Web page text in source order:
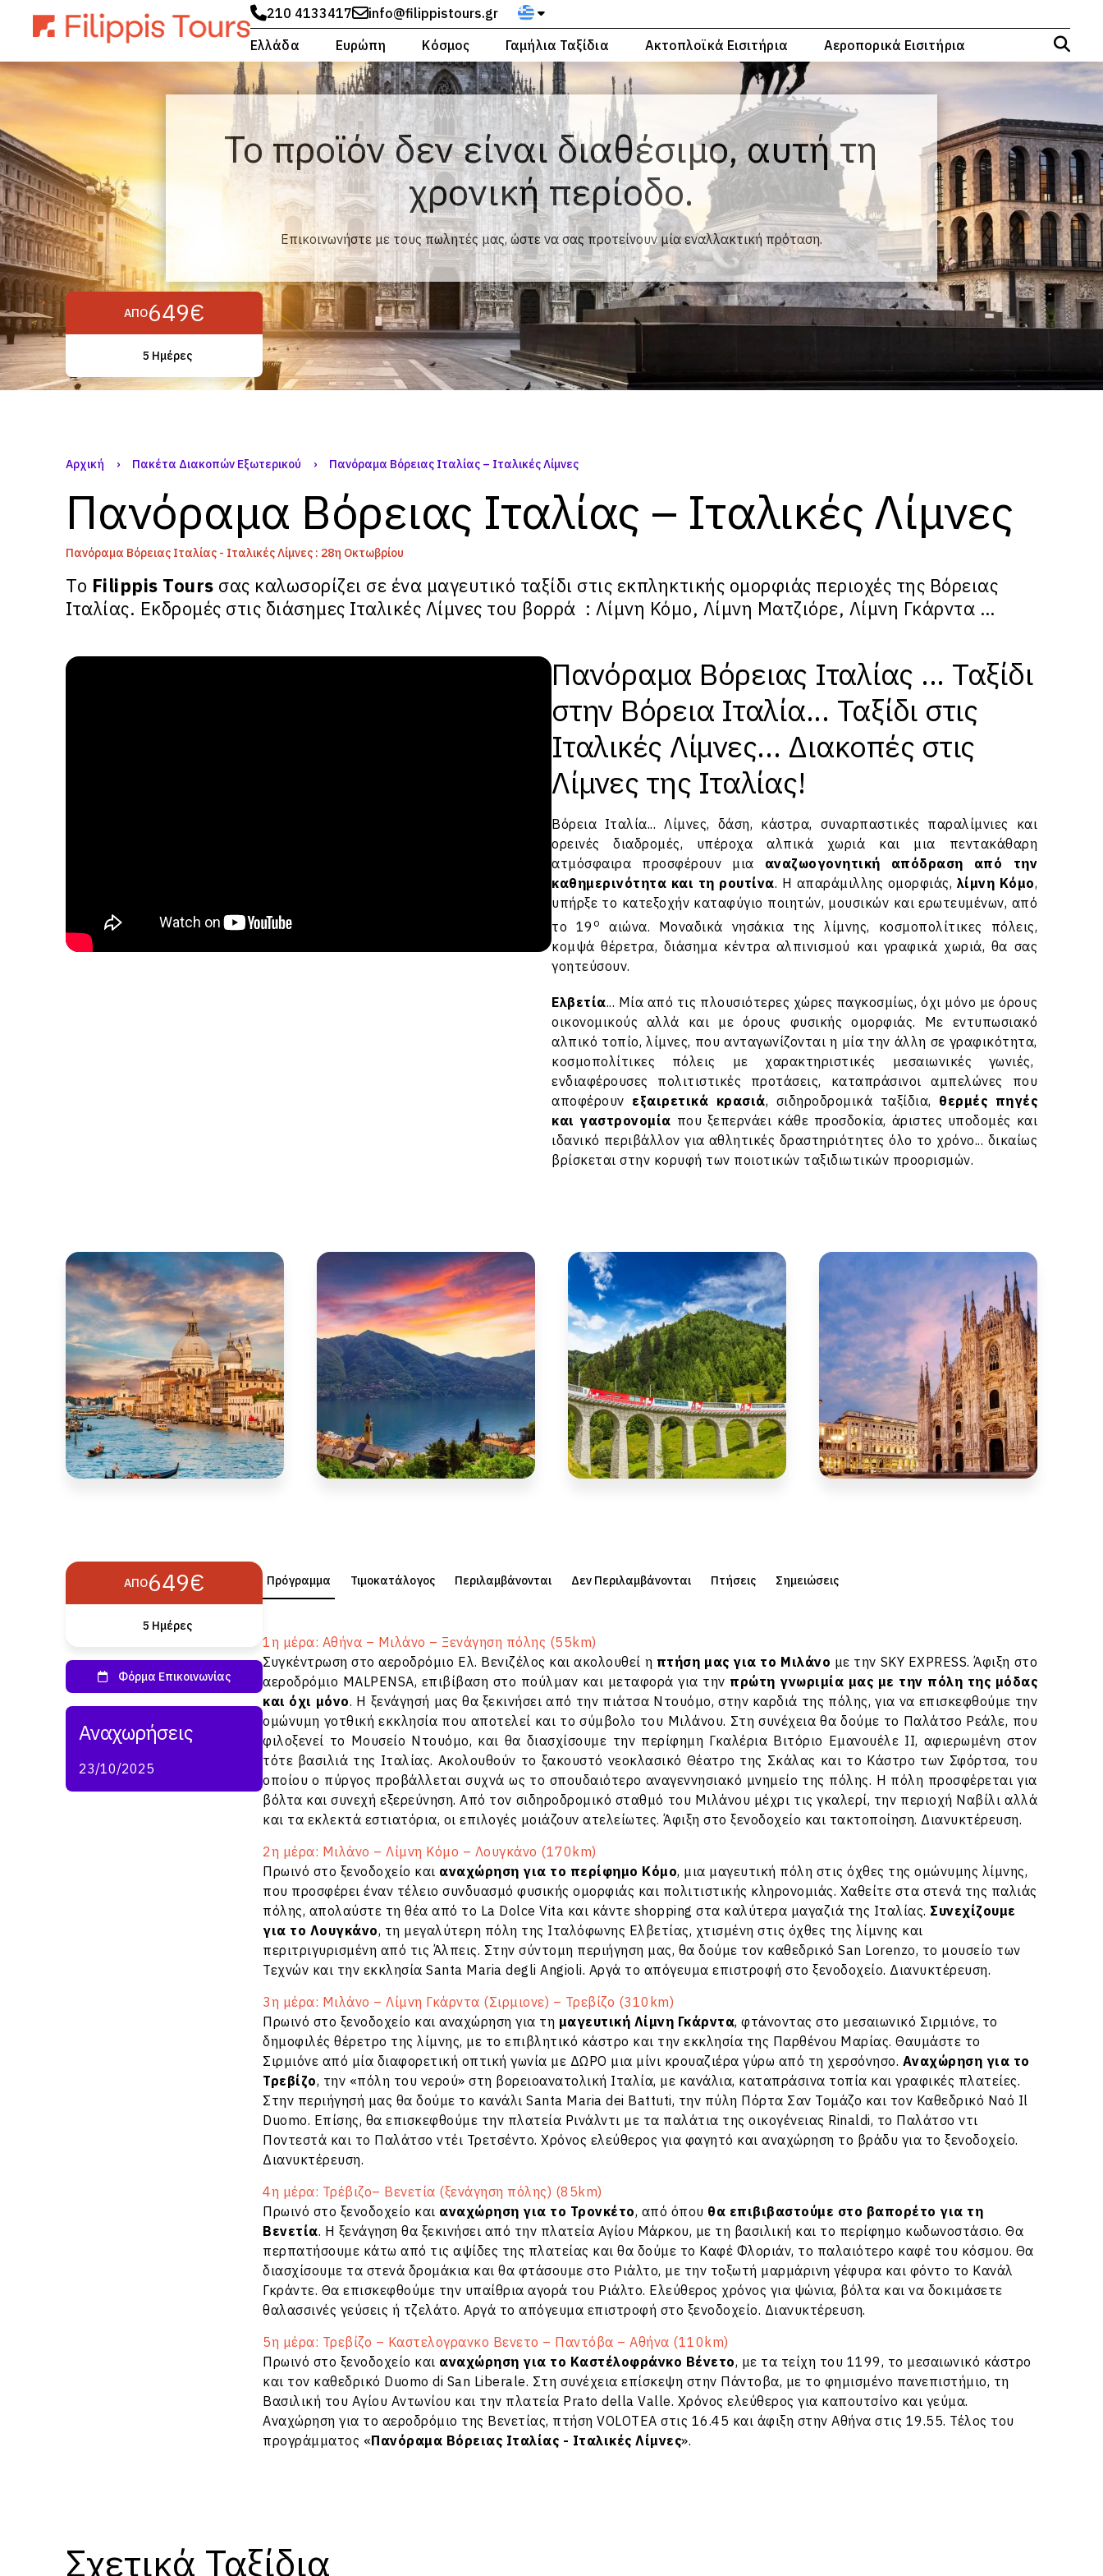
210 4133417
info@filippistours.gr
Ελλάδα
Ευρώπη Κόσμος Γαμήλια Ταξίδια Ακτοπλοϊκά Εισιτήρια Αεροπορικά Εισιτήρια
Το προϊόν δεν είναι διαθέσιμο, αυτή τη
χρονική περίοδο.
Επικοινωνήστε με τους πωλητές μας, ώστε να σας προτείνουν μία εναλλακτική πρόταση.
ΑΠΌ649€
5 Hμέρες
Αρχική › Πακέτα Διακοπών Εξωτερικού › Πανόραμα Βόρειας Ιταλίας – Ιταλικές Λίμνες
Πανόραμα Βόρειας Ιταλίας – Ιταλικές Λίμνες
Πανόραμα Βόρειας Ιταλίας - Ιταλικές Λίμνες : 28η Οκτωβρίου
Το Filippis Tours σας καλωσορίζει σε ένα μαγευτικό ταξίδι στις εκπληκτικής ομορφιάς περιοχές της Βόρειας
Ιταλίας. Εκδρομές στις διάσημες Ιταλικές Λίμνες του βορρά : Λίμνη Κόμο, Λίμνη Ματζιόρε, Λίμνη Γκάρντα …
Πανόραμα Βόρειας Ιταλίας ... Ταξίδι
στην Βόρεια Ιταλία... Ταξίδι στις
Ιταλικές Λίμνες... Διακοπές στις
Λίμνες της Ιταλίας!
Βόρεια Ιταλία...Λίμνες, δάση, κάστρα, συναρπαστικές παραλίμνιες και
ορεινές διαδρομές, υπέροχα αλπικά χωριά και μια πεντακάθαρη
ατμόσφαιρα προσφέρουν μια αναζωογονητική απόδραση από την
καθημερινότητα και τη ρουτίνα. Η απαράμιλλης ομορφιάς, λίμνη Κόμο,
υπήρξε το κατεξοχήν καταφύγιο ποιητών, μουσικών και ερωτευμένων, από
το 19ο
αιώνα. Μοναδικά νησάκια της λίμνης, κοσμοπολίτικες πόλεις,
κομψά θέρετρα, διάσημα κέντρα αλπινισμού και γραφικά χωριά, θα σας
γοητεύσουν.
Ελβετία... Μία από τις πλουσιότερες χώρες παγκοσμίως, όχι μόνο με όρους
οικονομικούς αλλά και με όρους φυσικής ομορφιάς. Με εντυπωσιακό
αλπικό τοπίο, λίμνες, που ανταγωνίζονται η μία την άλλη σε γραφικότητα,
κοσμοπολίτικες πόλεις με χαρακτηριστικές μεσαιωνικές γωνιές,
ενδιαφέρουσες πολιτιστικές προτάσεις, καταπράσινοι αμπελώνες που
αποφέρουν εξαιρετικά κρασιά, σιδηροδρομικά ταξίδια, θερμές πηγές
και γαστρονομία που ξεπερνάει κάθε προσδοκία, άριστες υποδομές και
ιδανικό περιβάλλον για αθλητικές δραστηριότητες όλο το χρόνο... δικαίως
βρίσκεται στην κορυφή των ποιοτικών ταξιδιωτικών προορισμών.
ΑΠΌ649€
5 Hμέρες
23/10/2025
Πρόγραμμα Τιμοκατάλογος Περιλαμβάνονται Δεν Περιλαμβάνονται Πτήσεις Σημειώσεις
1η μέρα: Αθήνα – Μιλάνο – Ξενάγηση πόλης (55km)
Συγκέντρωση στο αεροδρόμιο Ελ. Βενιζέλος και ακολουθεί η πτήση μας για το Μιλάνο με την SKY EXPRESS. Άφιξη στο
αεροδρόμιο MALPENSA, επιβίβαση στο πούλμαν και μεταφορά για την πρώτη γνωριμία μας με την πόλη της μόδας
και όχι μόνο. Η ξενάγησή μας θα ξεκινήσει από την πιάτσα Ντουόμο, στην καρδιά της πόλης, για να επισκεφθούμε την
ομώνυμη γοτθική εκκλησία που αποτελεί και το σύμβολο του Μιλάνου. Στη συνέχεια θα δούμε το Παλάτσο Ρεάλε, που
φιλοξενεί το Μουσείο Ντουόμο, και θα διασχίσουμε την περίφημη Γκαλέρια Βιτόριο Εμανουέλε ΙΙ, αφιερωμένη στον
τότε βασιλιά της Ιταλίας. Ακολουθούν το ξακουστό νεοκλασικό Θέατρο της Σκάλας και το Κάστρο των Σφόρτσα, του
οποίου ο πύργος προβάλλεται συχνά ως το σπουδαιότερο αναγεννησιακό μνημείο της πόλης. Η πόλη προσφέρεται για
βόλτα και συνεχή εξερεύνηση. Από τον σιδηροδρομικό σταθμό του Μιλάνου μέχρι τις γκαλερί, την περιοχή Ναβίλι αλλά
και τα εκλεκτά εστιατόρια, οι επιλογές μοιάζουν ατελείωτες. Άφιξη στο ξενοδοχείο και τακτοποίηση. Διανυκτέρευση.
2η μέρα: Μιλάνο – Λίμνη Κόμο – Λουγκάνο (170km)
Πρωινό στο ξενοδοχείο και αναχώρηση για το περίφημο Κόμο, μια μαγευτική πόλη στις όχθες της ομώνυμης λίμνης,
που προσφέρει έναν τέλειο συνδυασμό φυσικής ομορφιάς και πολιτιστικής κληρονομιάς. Χαθείτε στα στενά της παλιάς
πόλης, απολαύστε τη θέα από το La Dolce Vita και κάντε shopping στα καλύτερα μαγαζιά της Ιταλίας. Συνεχίζουμε
για το Λουγκάνο, τη μεγαλύτερη πόλη της Ιταλόφωνης Ελβετίας, χτισμένη στις όχθες της λίμνης και
περιτριγυρισμένη από τις Άλπεις. Στην σύντομη περιήγηση μας, θα δούμε τον καθεδρικό San Lorenzo, το μουσείο των
Τεχνών και την εκκλησία Santa Maria degli Angioli. Αργά το απόγευμα επιστροφή στο ξενοδοχείο. Διανυκτέρευση.
3η μέρα: Μιλάνο – Λίμνη Γκάρντα (Σιρμιονε) – Τρεβίζο (310km)
Πρωινό στο ξενοδοχείο και αναχώρηση για τη μαγευτική Λίμνη Γκάρντα, φτάνοντας στο μεσαιωνικό Σιρμιόνε, το
δημοφιλές θέρετρο της λίμνης, με το επιβλητικό κάστρο και την εκκλησία της Παρθένου Μαρίας. Θαυμάστε το
Σιρμιόνε από μία διαφορετική οπτική γωνία με ΔΩΡΟ μια μίνι κρουαζιέρα γύρω από τη χερσόνησο. Αναχώρηση για το
Τρεβίζο, την «πόλη του νερού» στη βορειοανατολική Ιταλία, με κανάλια, καταπράσινα τοπία και γραφικές πλατείες.
Στην περιήγησή μας θα δούμε το κανάλι Santa Maria dei Battuti, την πύλη Πόρτα Σαν Τομάζο και τον Καθεδρικό Ναό Il
Duomo. Επίσης, θα επισκεφθούμε την πλατεία Ρινάλντι με τα παλάτια της οικογένειας Rinaldi, το Παλάτσο ντι
Ποντεστά και το Παλάτσο ντέι Τρετσέντο. Χρόνος ελεύθερος για φαγητό και αναχώρηση το βράδυ για το ξενοδοχείο.
Διανυκτέρευση.
4η μέρα: Τρέβιζο– Βενετία (ξενάγηση πόλης) (85km)
Πρωινό στο ξενοδοχείο και αναχώρηση για το Τρονκέτο, από όπου θα επιβιβαστούμε στο βαπορέτο για τη
Βενετία. Η ξενάγηση θα ξεκινήσει από την πλατεία Αγίου Μάρκου, με τη βασιλική και το περίφημο κωδωνοστάσιο. Θα
περπατήσουμε κάτω από τις αψίδες της πλατείας και θα δούμε το Καφέ Φλοριάν, το παλαιότερο καφέ του κόσμου. Θα
διασχίσουμε τα στενά δρομάκια και θα φτάσουμε στο Ριάλτο, με την τοξωτή μαρμάρινη γέφυρα και φόντο το Κανάλ
Γκράντε. Θα επισκεφθούμε την υπαίθρια αγορά του Ριάλτο. Ελεύθερος χρόνος για ψώνια, βόλτα και να δοκιμάσετε
θαλασσινές γεύσεις ή τζελάτο. Αργά το απόγευμα επιστροφή στο ξενοδοχείο. Διανυκτέρευση.
5η μέρα: Τρεβίζο – Καστελογρανκο Βενετο – Παντόβα – Αθήνα (110km)
Πρωινό στο ξενοδοχείο και αναχώρηση για το Καστέλοφράνκο Βένετο, με τα τείχη του 1199, το μεσαιωνικό κάστρο
και τον καθεδρικό Duomo di San Liberale. Στη συνέχεια επίσκεψη στην Πάντοβα, με το φημισμένο πανεπιστήμιο, τη
Βασιλική του Αγίου Αντωνίου και την πλατεία Prato della Valle. Χρόνος ελεύθερος για καπουτσίνο και γεύμα.
Αναχώρηση για το αεροδρόμιο της Βενετίας, πτήση VOLOTEA στις 16.45 και άφιξη στην Αθήνα στις 19.55. Τέλος του
προγράμματος «Πανόραμα Βόρειας Ιταλίας - Ιταλικές Λίμνες».
Σχετικά Ταξίδια